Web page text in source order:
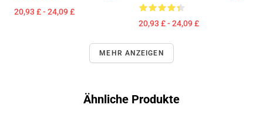
20,93 £ - 24,09 £
20,93 £ - 24,09 £
MEHR ANZEIGEN
Ähnliche Produkte